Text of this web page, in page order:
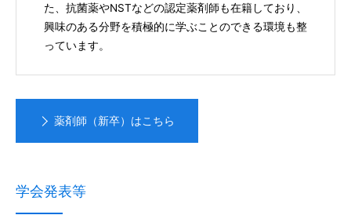
た、抗菌薬やNSTなどの認定薬剤師も在籍しており、
興味のある分野を積極的に学ぶことのできる環境も整
っています。
薬剤師（新卒）はこちら
学会発表等